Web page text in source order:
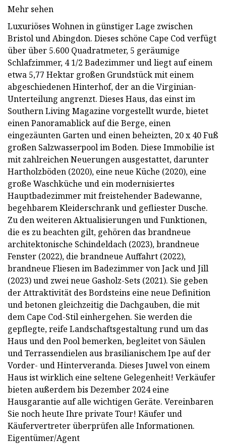
Mehr sehen
Luxuriöses Wohnen in günstiger Lage zwischen
Bristol und Abingdon. Dieses schöne Cape Cod verfügt
über über 5.600 Quadratmeter, 5 geräumige
Schlafzimmer, 4 1/2 Badezimmer und liegt auf einem
etwa 5,77 Hektar großen Grundstück mit einem
abgeschiedenen Hinterhof, der an die Virginian-
Unterteilung angrenzt. Dieses Haus, das einst im
Southern Living Magazine vorgestellt wurde, bietet
einen Panoramablick auf die Berge, einen
eingezäunten Garten und einen beheizten, 20 x 40 Fuß
großen Salzwasserpool im Boden. Diese Immobilie ist
mit zahlreichen Neuerungen ausgestattet, darunter
Hartholzböden (2020), eine neue Küche (2020), eine
große Waschküche und ein modernisiertes
Hauptbadezimmer mit freistehender Badewanne,
begehbarem Kleiderschrank und gefliester Dusche.
Zu den weiteren Aktualisierungen und Funktionen,
die es zu beachten gilt, gehören das brandneue
architektonische Schindeldach (2023), brandneue
Fenster (2022), die brandneue Auffahrt (2022),
brandneue Fliesen im Badezimmer von Jack und Jill
(2023) und zwei neue Gasholz-Sets (2021). Sie geben
der Attraktivität des Bordsteins eine neue Definition
und betonen gleichzeitig die Dachgauben, die mit
dem Cape Cod-Stil einhergehen. Sie werden die
gepflegte, reife Landschaftsgestaltung rund um das
Haus und den Pool bemerken, begleitet von Säulen
und Terrassendielen aus brasilianischem Ipe auf der
Vorder- und Hinterveranda. Dieses Juwel von einem
Haus ist wirklich eine seltene Gelegenheit! Verkäufer
bieten außerdem bis Dezember 2024 eine
Hausgarantie auf alle wichtigen Geräte. Vereinbaren
Sie noch heute Ihre private Tour! Käufer und
Käufervertreter überprüfen alle Informationen.
Eigentümer/Agent